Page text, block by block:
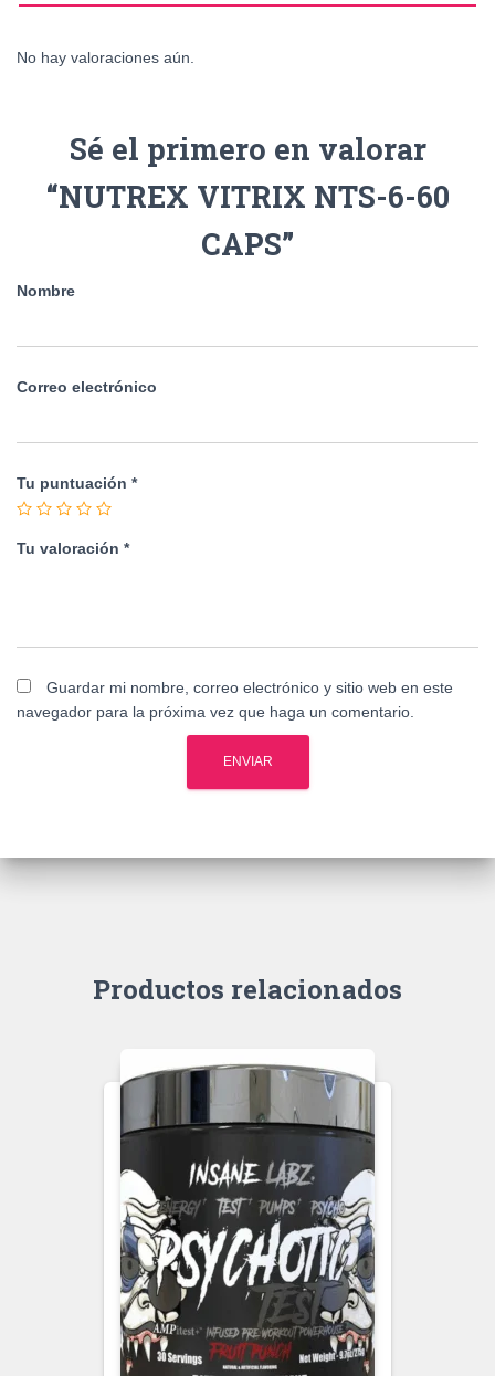
No hay valoraciones aún.
Sé el primero en valorar
“NUTREX VITRIX NTS-6-60
CAPS”
Nombre
Correo electrónico
Tu puntuación *
Tu valoración *
Guardar mi nombre, correo electrónico y sitio web en este
navegador para la próxima vez que haga un comentario.
Productos relacionados